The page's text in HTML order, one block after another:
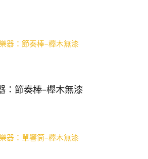
：節奏棒–櫸木無漆